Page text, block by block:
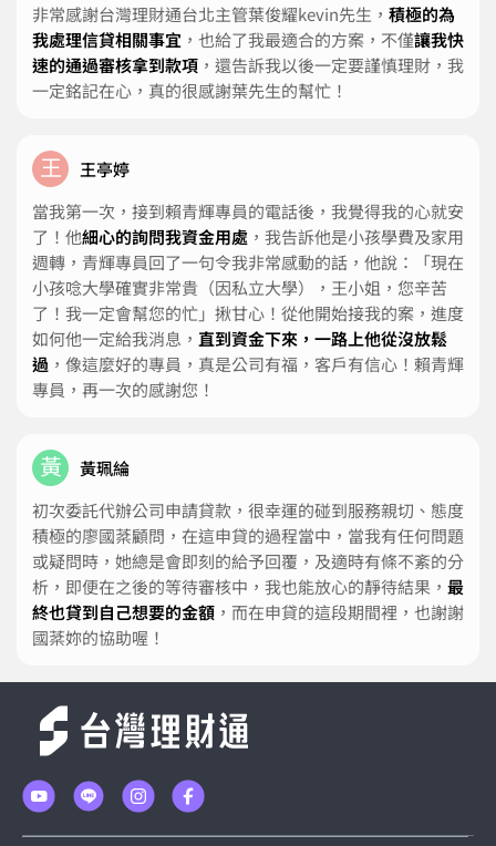
非常感謝台灣理財通台北主管葉俊耀kevin先生， 積極的為
我處理信貸相關事宜 ，也給了我最適合的方案，不僅讓我快
速的通過審核拿到款項 ，還告訴我以後一定要謹慎理財，我
一定銘記在心，真的很感謝葉先生的幫忙！
王
王亭婷
當我第一次，接到賴青輝專員的電話後，我覺得我的心就安
了！他細心的詢問我資金用處 ，我告訴他是小孩學費及家用
週轉，青輝專員回了一句令我非常感動的話，他說：「現在
小孩唸大學確實非常貴（因私立大學），王小姐，您辛苦
了！我一定會幫您的忙」揪甘心！從他開始接我的案，進度
如何他一定給我消息， 直到資金下來，一路上他從沒放鬆
過 ，像這麼好的專員，真是公司有福，客戶有信心！賴青輝
專員，再一次的感謝您！
黃
黃珮綸
初次委託代辦公司申請貸款，很幸運的碰到服務親切、態度
積極的廖國棻顧問，在這申貸的過程當中，當我有任何問題
或疑問時，她總是會即刻的給予回覆，及適時有條不紊的分
析，即便在之後的等待審核中，我也能放心的靜待結果， 最
終也貸到自己想要的金額 ，而在申貸的這段期間裡，也謝謝
國棻妳的協助喔！